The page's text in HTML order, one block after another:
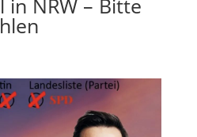
in NRW – Bitte